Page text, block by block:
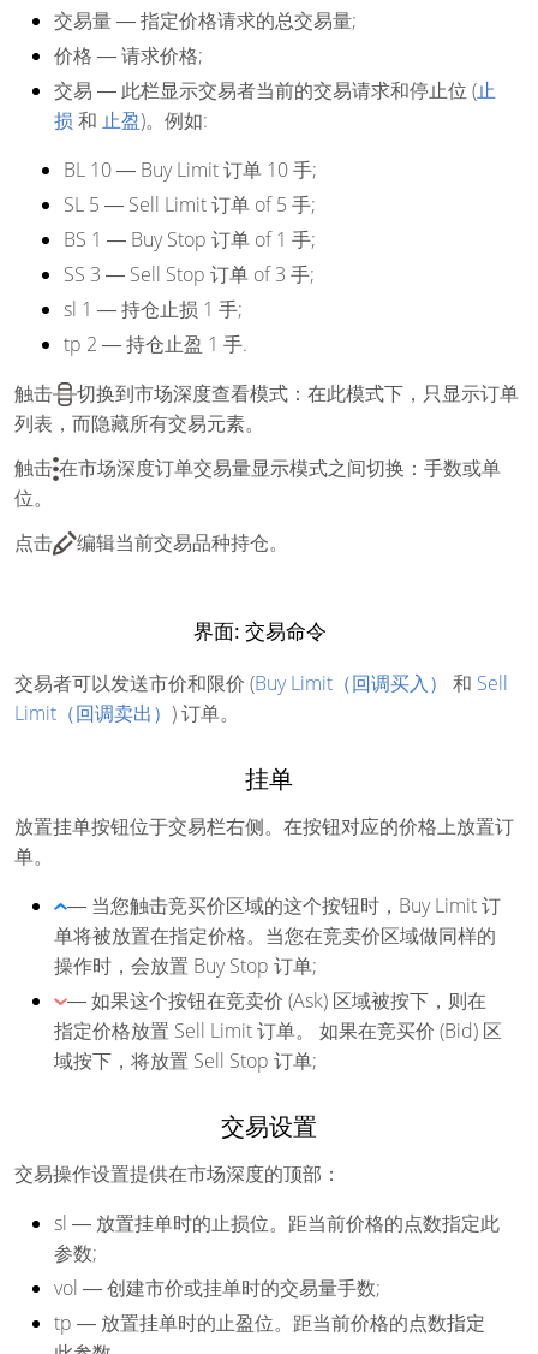
交易量― 指定价格请求的总交易量;
价格 ― 请求价格;
交易 ― 此栏显示交易者当前的交易请求和停止位 (止
损 和 止盈)。例如:
BL 10― Buy Limit 订单 10 手;
SL 5 ― Sell Limit 订单 of 5 手;
BS 1 ― Buy Stop 订单 of 1 手;
SS 3 ― Sell Stop 订单 of 3 手;
sl 1 ― 持仓止损 1 手;
tp 2 ― 持仓止盈 1 手.
触击
切换到市场深度查看模式：在此模式下，只显示订单
列表，而隐藏所有交易元素。
触击 在市场深度订单交易量显示模式之间切换：手数或单
位。
点击
编辑当前交易品种持仓。
界面: 交易命令
交易者可以发送市价和限价 (Buy Limit（回调买入） 和 Sell
Limit（回调卖出） ) 订单。
挂单
放置挂单按钮位于交易栏右侧。在按钮对应的价格上放置订
单。
― 当您触击竞买价区域的这个按钮时，Buy Limit 订
单将被放置在指定价格。当您在竞卖价区域做同样的
操作时，会放置 Buy Stop 订单;
― 如果这个按钮在竞卖价 (Ask) 区域被按下，则在
指定价格放置 Sell Limit 订单。 如果在竞买价 (Bid) 区
域按下，将放置 Sell Stop 订单;
交易设置
交易操作设置提供在市场深度的顶部：
sl ― 放置挂单时的止损位。距当前价格的点数指定此
参数;
vol ― 创建市价或挂单时的交易量手数;
tp ― 放置挂单时的止盈位。距当前价格的点数指定